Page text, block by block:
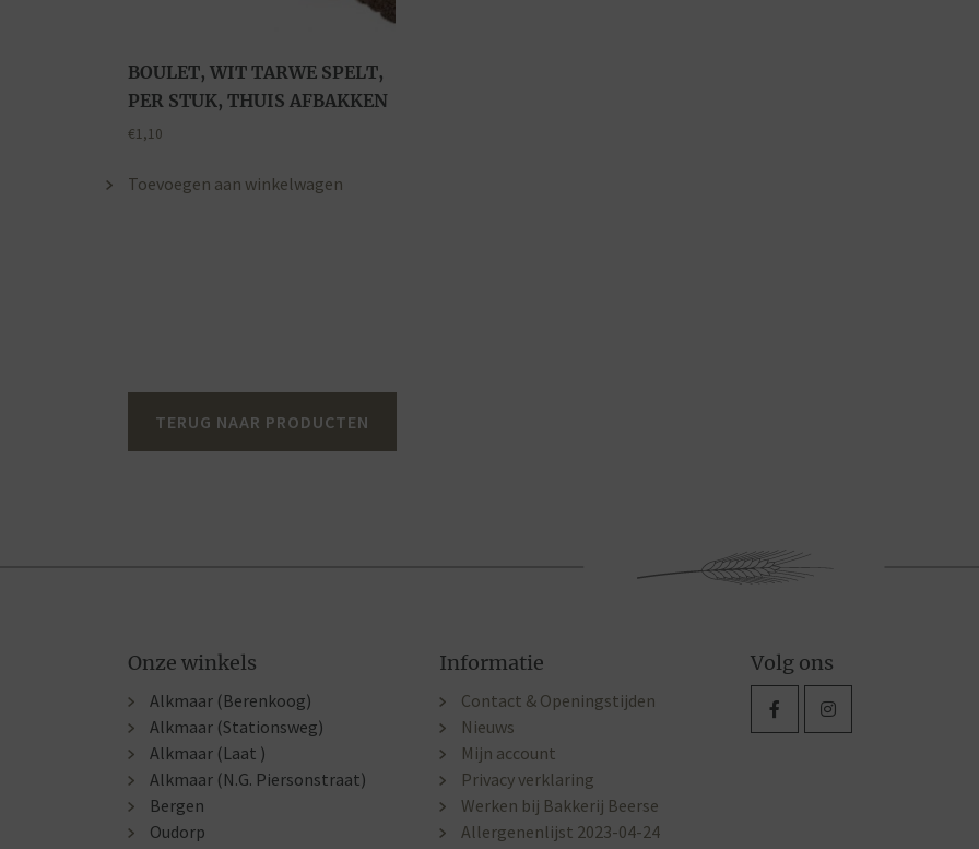
BOULET, WIT TARWE SPELT,
PER STUK, THUIS AFBAKKEN
€1,10
Toevoegen aan winkelwagen
TERUG NAAR PRODUCTEN
Onze winkels
Alkmaar (Berenkoog)
Alkmaar (Stationsweg)
Alkmaar (Laat )
Alkmaar (N.G. Piersonstraat)
Bergen
Oudorp
Informatie
Contact & Openingstijden
Nieuws
Mijn account
Privacy verklaring
Werken bij Bakkerij Beerse
Allergenenlijst 2023-04-24
Volg ons